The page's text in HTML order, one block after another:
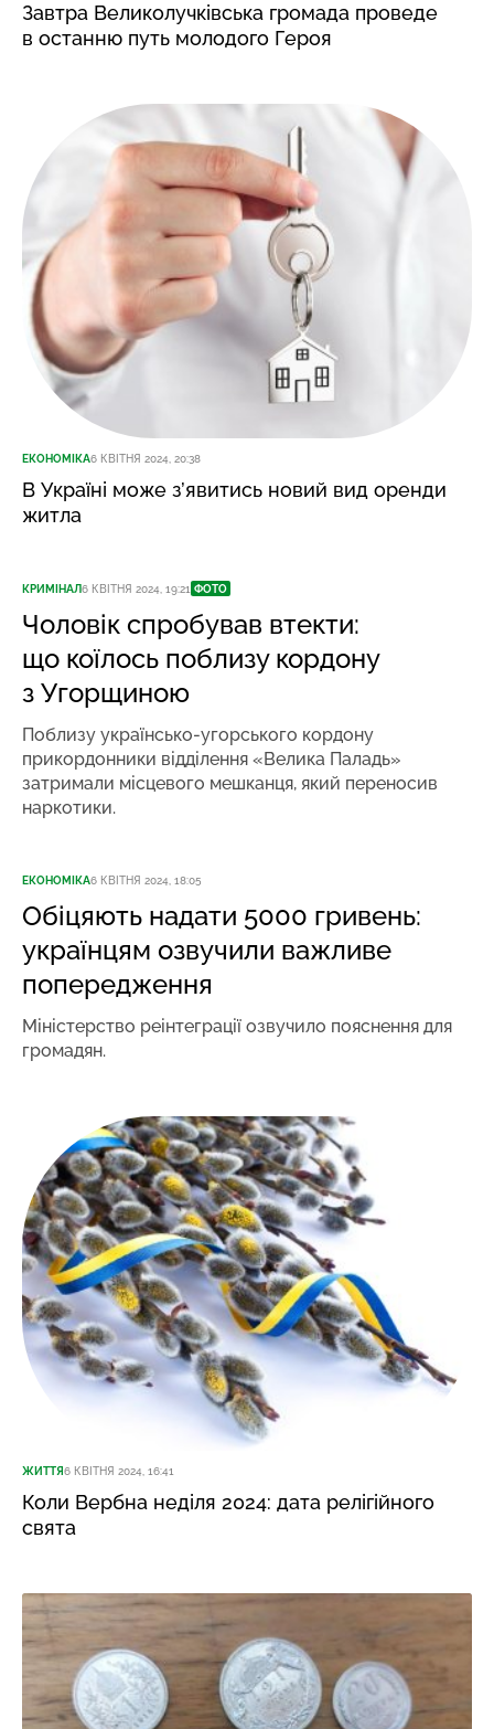
Завтра Великолучківська громада проведе
в останню путь молодого Героя
ЕКОНОМІКА6 КВІТНЯ 2024, 20:38
В Україні може з’явитись новий вид оренди
житла
КРИМІНАЛ6 КВІТНЯ 2024, 19:21 ФОТО
Чоловік спробував втекти:
що коїлось поблизу кордону
з Угорщиною
Поблизу українсько-угорського кордону
прикордонники відділення «Велика Паладь»
затримали місцевого мешканця, який переносив
наркотики.
ЕКОНОМІКА6 КВІТНЯ 2024, 18:05
Обіцяють надати 5000 гривень:
українцям озвучили важливе
попередження
Міністерство реінтеграції озвучило пояснення для
громадян.
ЖИТТЯ6 КВІТНЯ 2024, 16:41
Коли Вербна неділя 2024: дата релігійного
свята